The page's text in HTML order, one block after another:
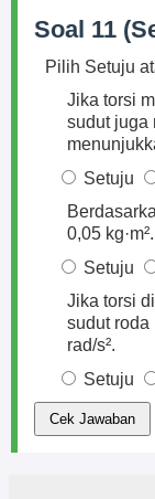
Soal 11
Pilih Setuju
Jika torsi
sudut juga
Setuju
0,05 kg·m².
Setuju
Jika torsi
sudut roda
rad/s².
Setuju
Cek Jawaban